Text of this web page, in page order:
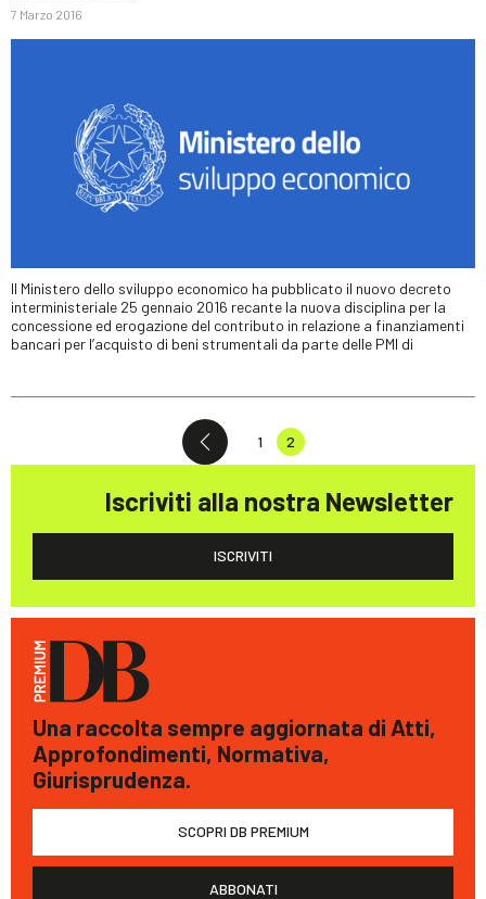
7 Marzo 2016
Il Ministero dello sviluppo economico ha pubblicato il nuovo decreto
interministeriale 25 gennaio 2016 recante la nuova disciplina per la
concessione ed erogazione del contributo in relazione a finanziamenti
bancari per l’acquisto di beni strumentali da parte delle PMI di
1 2
Iscriviti alla nostra Newsletter
ISCRIVITI
Una raccolta sempre aggiornata di Atti,
Approfondimenti, Normativa,
Giurisprudenza.
SCOPRI DB PREMIUM
ABBONATI